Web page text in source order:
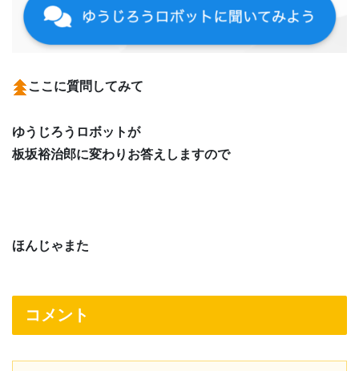
ここに質問してみて
ゆうじろうロボットが
板坂裕治郎に変わりお答えしますので
ほんじゃまた
コメント